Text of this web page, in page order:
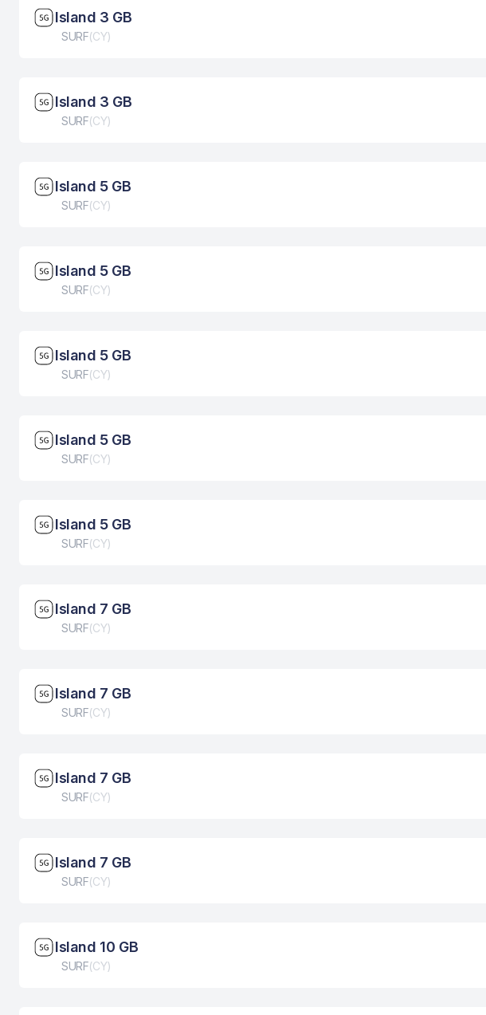
Brzina mreže: 5G
Island 3 GB
Tip eSIM kartice
SURF(CY)
Brzina mreže: 5G
Island 3 GB
Tip eSIM kartice
SURF(CY)
Brzina mreže: 5G
Island 5 GB
Tip eSIM kartice
SURF(CY)
Brzina mreže: 5G
Island 5 GB
Tip eSIM kartice
SURF(CY)
Brzina mreže: 5G
Island 5 GB
Tip eSIM kartice
SURF(CY)
Brzina mreže: 5G
Island 5 GB
Tip eSIM kartice
SURF(CY)
Brzina mreže: 5G
Island 5 GB
Tip eSIM kartice
SURF(CY)
Brzina mreže: 5G
Island 7 GB
Tip eSIM kartice
SURF(CY)
Brzina mreže: 5G
Island 7 GB
Tip eSIM kartice
SURF(CY)
Brzina mreže: 5G
Island 7 GB
Tip eSIM kartice
SURF(CY)
Brzina mreže: 5G
Island 7 GB
Tip eSIM kartice
SURF(CY)
Brzina mreže: 5G
Island 10 GB
Tip eSIM kartice
SURF(CY)